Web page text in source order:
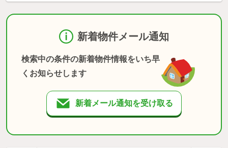
新着物件メール通知
検索中の条件の新着物件情報をいち早
くお知らせします
新着メール通知を受け取る